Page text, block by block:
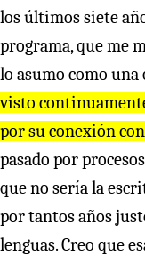
los últimos siete
programa, que me
lo asumo como
visto
por su conexión
pasado por
que no sería la
por tantos años
lenguas. Creo que